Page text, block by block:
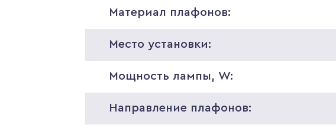
Материал плафонов:
Место установки:
Мощность лампы, W:
Направление плафонов: